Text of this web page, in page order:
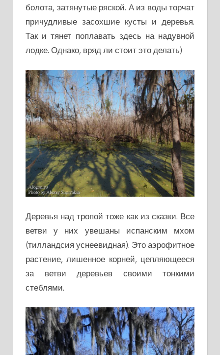
болота, затянутые ряской. А из воды торчат
причудливые засохшие кусты и деревья.
Так и тянет поплавать здесь на надувной
лодке. Однако, вряд ли стоит это делать)
Деревья над тропой тоже как из сказки. Все
ветви у них увешаны испанским мхом
(тилландсия уснеевидная). Это аэрофитное
растение, лишенное корней, цепляющееся
за ветви деревьев своими тонкими
стеблями.